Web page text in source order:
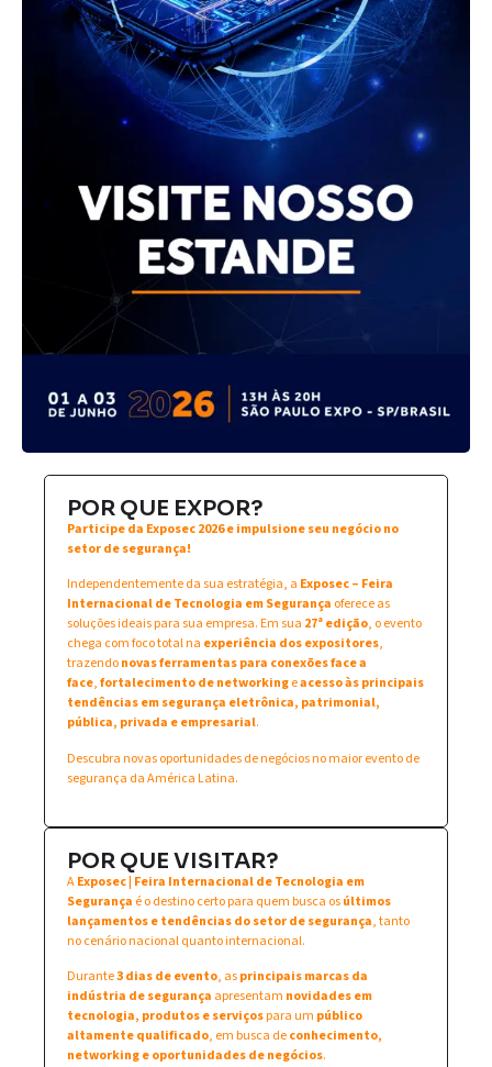
POR QUE EXPOR?
Participe da Exposec 2026 e impulsione seu negócio no
setor de segurança!
Independentemente da sua estratégia, a Exposec – Feira
Internacional de Tecnologia em Segurança oferece as
soluções ideais para sua empresa. Em sua 27ª edição, o evento
chega com foco total na experiência dos expositores,
trazendonovas ferramentas para conexões face a
face,fortalecimento de networkingeacesso às principais
tendências em segurança eletrônica, patrimonial,
pública, privada e empresarial.
Descubra novas oportunidades de negócios no maior evento de
segurança da América Latina.
POR QUE VISITAR?
AExposec | Feira Internacional de Tecnologia em
Segurança é o destino certo para quem busca osúltimos
lançamentos e tendências do setor de segurança, tanto
no cenário nacional quanto internacional.
Durante3 dias de evento, asprincipais marcas da
indústria de segurança apresentam novidades em
tecnologia, produtos e serviçospara um público
altamente qualificado, em busca deconhecimento,
networking e oportunidades de negócios.